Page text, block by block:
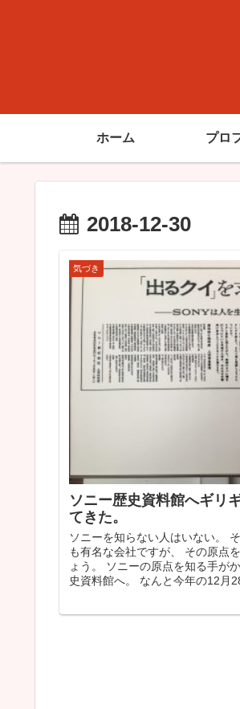
ホーム プロ
2018-12-30
気づき
ソニー歴史資料館へギリ
てきた。
ソニーを知らない人はいない。
も有名な会社ですが、 その原点
ょう。 ソニーの原点を知る手が
史資料館へ。 なんと今年の12月